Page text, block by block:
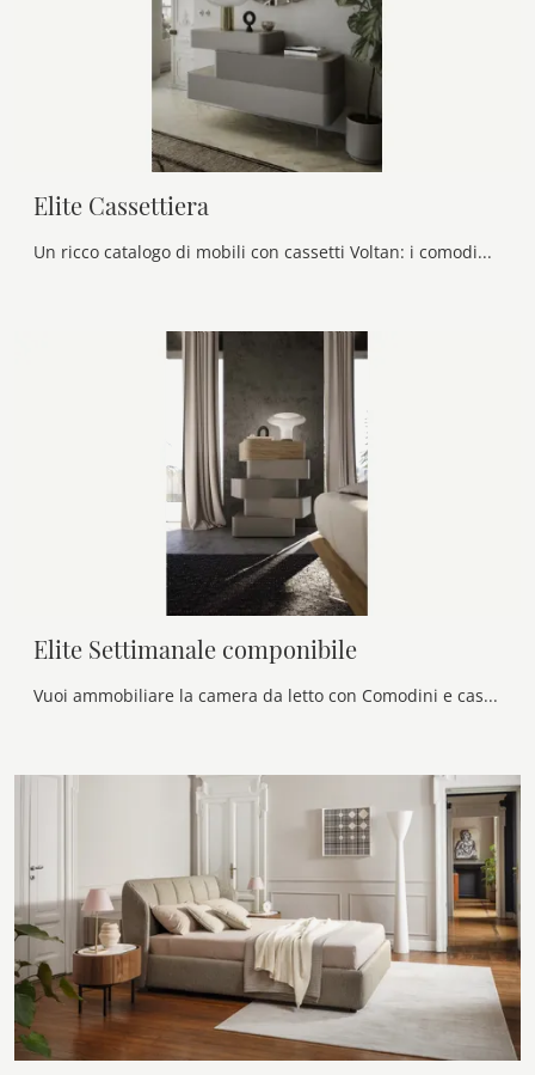
Elite Cassettiera
Un ricco catalogo di mobili con cassetti Voltan: i comodini design in laccato opaco, come Elite Cassettiera , sono tra le proposte più belle.
Elite Settimanale componibile
Vuoi ammobiliare la camera da letto con Comodini e cassettiere di Voltan? Eccoti il modello Elite Settimanale componibile in laccato opaco per spazi ...